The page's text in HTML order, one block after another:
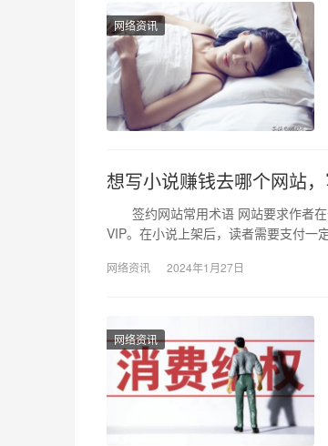
网络资讯
想写小说赚钱去哪个网站，
签约网站常用术语 网站要求作者在
VIP。在小说上架后，读者需要支付一
网络资讯 2024年1月27日
网络资讯